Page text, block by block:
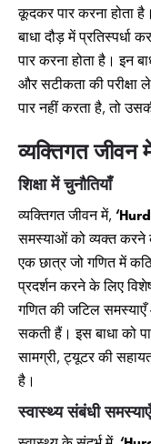
कूदकर पार करना होता
बाधा दौड़ में प्रतिस्पर्धा
पार करना होता है। इन
और सटीकता की परीक्षा
पार नहीं करता है, तो
व्यक्तिगत जीवन
शिक्षा में चुनौतियाँ
व्यक्तिगत जीवन में,
समस्याओं को व्यक्त करने
एक छात्र जो गणित में
प्रदर्शन करने के लिए
गणित की जटिल
सकती हैं। इस बाधा को
सामग्री, ट्यूटर की
है।
स्वास्थ्य संबंधी समस्याएँ